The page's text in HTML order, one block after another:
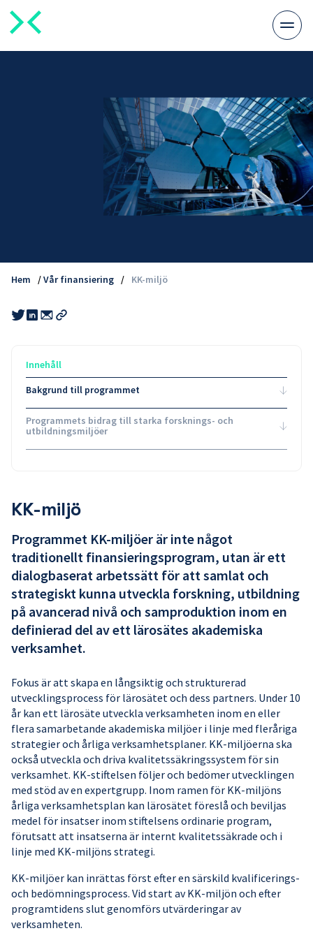
Växla
meny
Hem /Vår finansiering / KK-miljö
Share
this
email
Share
this
linkedin
Share
this
twitter
Innehåll
Bakgrund till programmet
Programmets bidrag till starka forsknings- och
utbildningsmiljöer
KK-miljö
Programmet KK-miljöer är inte något
traditionellt finansieringsprogram, utan är ett
dialogbaserat arbetssätt för att samlat och
strategiskt kunna utveckla forskning, utbildning
på avancerad nivå och samproduktion inom en
definierad del av ett lärosätes akademiska
verksamhet.
Fokus är att skapa en långsiktig och strukturerad
utvecklingsprocess för lärosätet och dess partners. Under 10
år kan ett lärosäte utveckla verksamheten inom en eller
flera samarbetande akademiska miljöer i linje med fleråriga
strategier och årliga verksamhetsplaner. KK-miljöerna ska
också utveckla och driva kvalitetssäkringssystem för sin
verksamhet. KK-stiftelsen följer och bedömer utvecklingen
med stöd av en expertgrupp. Inom ramen för KK-miljöns
årliga verksamhetsplan kan lärosätet föreslå och beviljas
medel för insatser inom stiftelsens ordinarie program,
förutsatt att insatserna är internt kvalitetssäkrade och i
linje med KK-miljöns strategi.
KK-miljöer kan inrättas först efter en särskild kvalificerings-
och bedömningsprocess. Vid start av KK-miljön och efter
programtidens slut genomförs utvärderingar av
verksamheten.